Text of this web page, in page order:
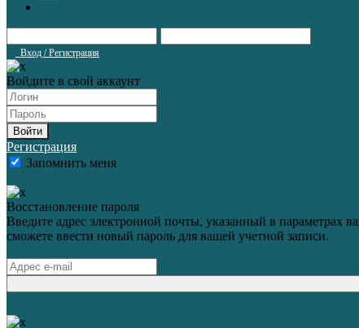
Вход / Регистрация
Войдите в свой аккаунт
Войти
Регистрация
Запомнить меня
Восстановление пароля
Введите адрес электронной почты, указанный в параметрах
сможете ввести новый пароль для вашей учетной записи.